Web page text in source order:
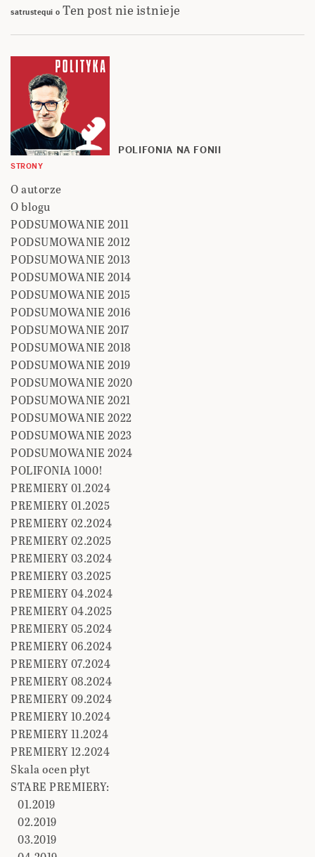
satrustequi o Ten post nie istnieje
POLIFONIA NA FONII
STRONY
O autorze
O blogu
PODSUMOWANIE 2011
PODSUMOWANIE 2012
PODSUMOWANIE 2013
PODSUMOWANIE 2014
PODSUMOWANIE 2015
PODSUMOWANIE 2016
PODSUMOWANIE 2017
PODSUMOWANIE 2018
PODSUMOWANIE 2019
PODSUMOWANIE 2020
PODSUMOWANIE 2021
PODSUMOWANIE 2022
PODSUMOWANIE 2023
PODSUMOWANIE 2024
POLIFONIA 1000!
PREMIERY 01.2024
PREMIERY 01.2025
PREMIERY 02.2024
PREMIERY 02.2025
PREMIERY 03.2024
PREMIERY 03.2025
PREMIERY 04.2024
PREMIERY 04.2025
PREMIERY 05.2024
PREMIERY 06.2024
PREMIERY 07.2024
PREMIERY 08.2024
PREMIERY 09.2024
PREMIERY 10.2024
PREMIERY 11.2024
PREMIERY 12.2024
Skala ocen płyt
STARE PREMIERY:
01.2019
02.2019
03.2019